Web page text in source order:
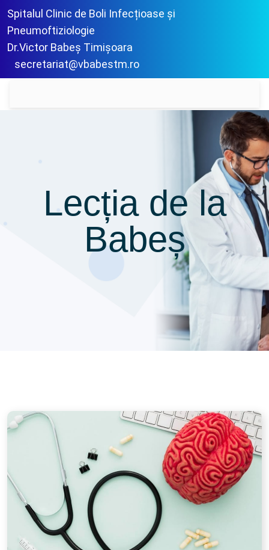
Spitalul Clinic de Boli Infecțioase și
Pneumoftiziologie
Dr.Victor Babeș Timișoara
secretariat@vbabestm.ro
Lecția de la
Babeș